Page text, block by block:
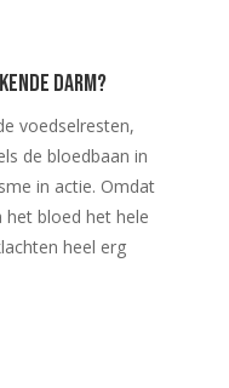
darm?
voedselresten,
de bloedbaan in
in actie. Omdat
het bloed het hele
heel erg